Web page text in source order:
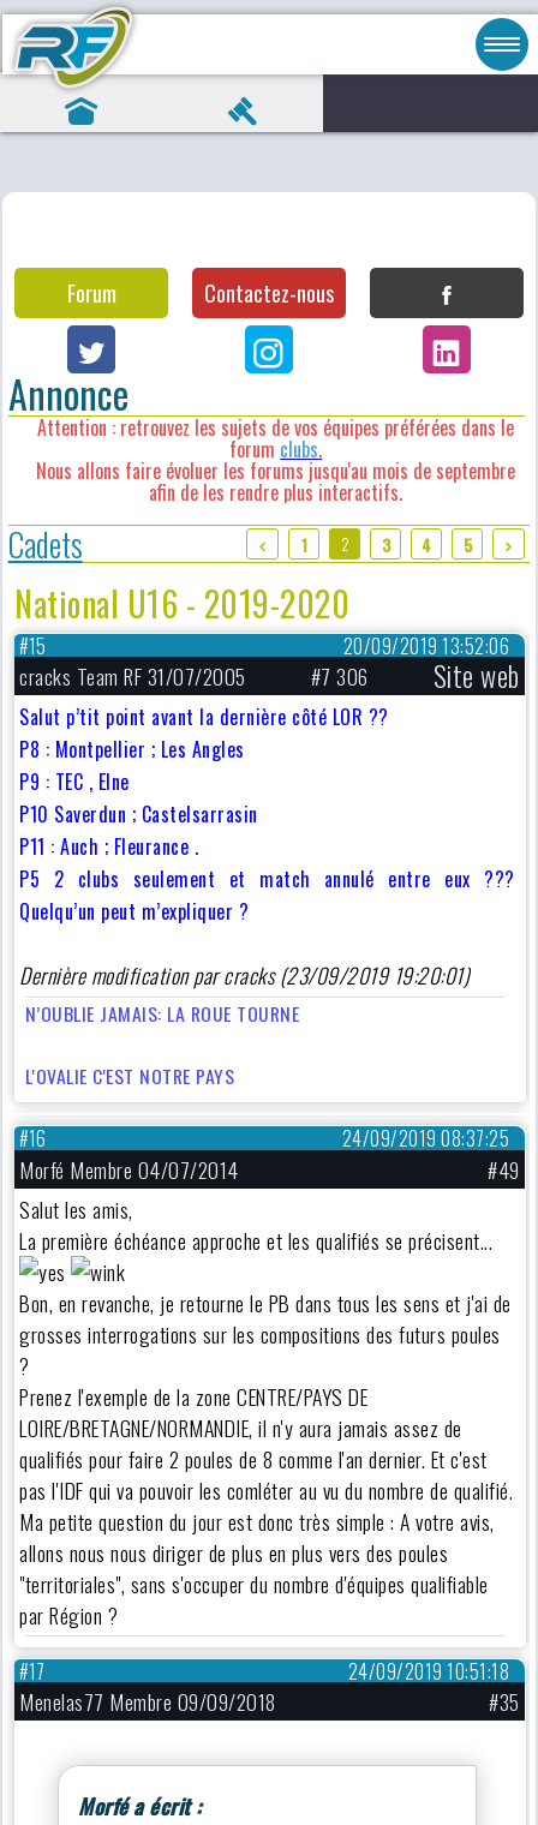
Forum Contactez-nous
Annonce
Attention : retrouvez les sujets de vos équipes préférées dans le
forum clubs.
Nous allons faire évoluer les forums jusqu'au mois de septembre
afin de les rendre plus interactifs.
Cadets 1 2 3 4 5
National U16 - 2019-2020
20/09/2019 13:52:06
#15
cracks Team RF 31/07/2005 #7 306 Site web
Salut p’tit point avant la dernière côté LOR ??
P8 : Montpellier ; Les Angles
P9 : TEC , Elne
P10 Saverdun ; Castelsarrasin
P11 : Auch ; Fleurance .
P5 2 clubs seulement et match annulé entre eux ???
Quelqu’un peut m’expliquer ?
Dernière modification par cracks (23/09/2019 19:20:01)
N’OUBLIE JAMAIS: LA ROUE TOURNE
L'OVALIE C'EST NOTRE PAYS
24/09/2019 08:37:25
#16
Morfé Membre 04/07/2014
#49
Salut les amis,
La première échéance approche et les qualifiés se précisent...
Bon, en revanche, je retourne le PB dans tous les sens et j'ai de
grosses interrogations sur les compositions des futurs poules
?
Prenez l'exemple de la zone CENTRE/PAYS DE
LOIRE/BRETAGNE/NORMANDIE, il n'y aura jamais assez de
qualifiés pour faire 2 poules de 8 comme l'an dernier. Et c'est
pas l'IDF qui va pouvoir les comléter au vu du nombre de qualifié.
Ma petite question du jour est donc très simple : A votre avis,
allons nous nous diriger de plus en plus vers des poules
"territoriales", sans s'occuper du nombre d'équipes qualifiable
par Région ?
24/09/2019 10:51:18
#17
Menelas77 Membre 09/09/2018 #35
Morfé a écrit :